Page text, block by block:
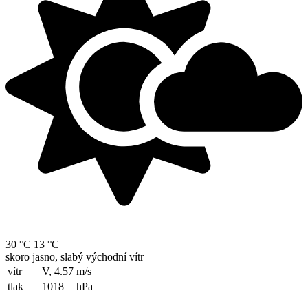
30 °C 13 °C
skoro jasno, slabý východní vítr
vítr
V, 4.57 m/s
tlak
1018 hPa